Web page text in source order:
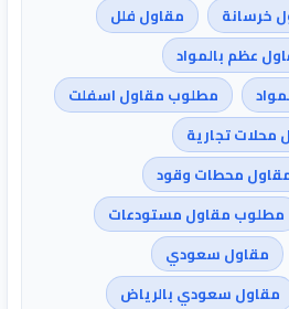
خرسانة
مقاول فلل
عظم بالمواد
مطلوب مقاول اسفلت
محلات تجارية
محطات وقود
مطلوب مقاول مستودعات
مقاول سعودي
مقاول سعودي بالرياض